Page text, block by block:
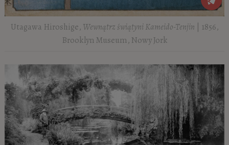
Utagawa Hiroshige, Wewnątrz świątyni Kameido-Tenjin | 1856,
Brooklyn Museum, Nowy Jork